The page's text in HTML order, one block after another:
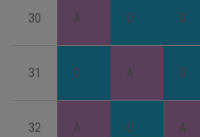
30 A O O
31 O A O
32 A O A